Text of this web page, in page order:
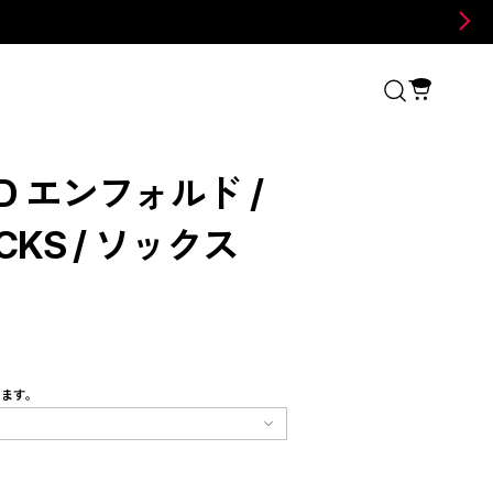
エンフォルド /
/ ソックス
す。